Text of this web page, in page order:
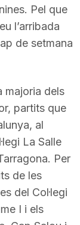
Pel que
l’arribada
de setmana
majoria dels
partits que
al
La Salle
Per
de les
del Col·legi
I i els